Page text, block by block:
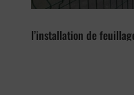
l’installation de